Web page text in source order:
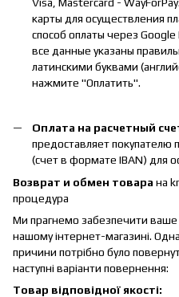
карты для осуществления
способ оплаты через
все данные указаны
латинскими буквами
нажмите "Оплатить".
Оплата на расчетный
предоставляет покупателю
(счет в формате IBAN) для
Возврат и обмен товара на
процедура
Ми прагнемо забезпечити ваше
нашому інтернет-магазині.
причини потрібно було
наступні варіанти повернення:
Товар відповідної якості: